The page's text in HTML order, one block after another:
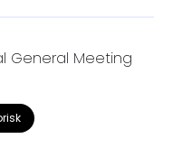
General Meeting